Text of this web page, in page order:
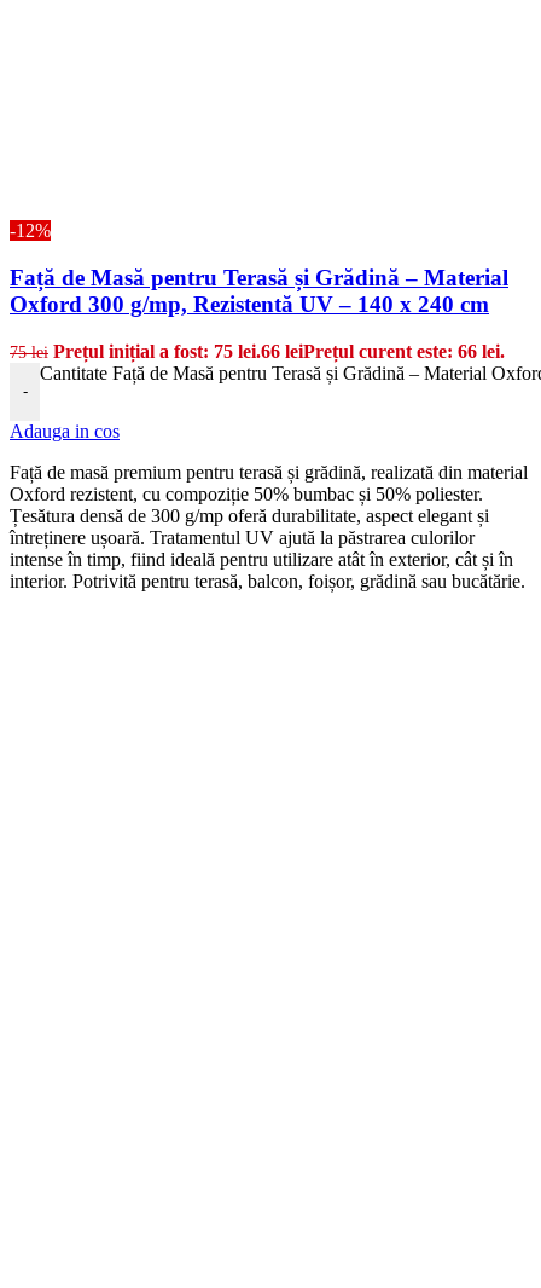
-12%
Față de Masă pentru Terasă și Grădină – Material
Oxford 300 g/mp, Rezistentă UV – 140 x 240 cm
75lei Prețul inițial a fost: 75 lei.66 leiPrețul curent este: 66 lei.
-
Cantitate Față de Masă pentru Terasă și Grădină – Material
Adauga in cos
Față de masă premium pentru terasă și grădină, realizată din material
Oxford rezistent, cu compoziție 50% bumbac și 50% poliester.
Țesătura densă de 300 g/mp oferă durabilitate, aspect elegant și
întreținere ușoară. Tratamentul UV ajută la păstrarea culorilor
intense în timp, fiind ideală pentru utilizare atât în exterior, cât și în
interior. Potrivită pentru terasă, balcon, foișor, grădină sau bucătărie.